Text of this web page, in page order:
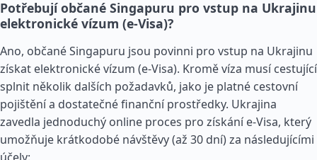
Potřebují občané Singapuru pro vstup na Ukrajinu
elektronické vízum (e-Visa)?
Ano, občané Singapuru jsou povinni pro vstup na Ukrajinu
získat elektronické vízum (e-Visa). Kromě víza musí cestující
splnit několik dalších požadavků, jako je platné cestovní
pojištění a dostatečné finanční prostředky. Ukrajina
zavedla jednoduchý online proces pro získání e-Visa, který
umožňuje krátkodobé návštěvy (až 30 dní) za následujícími